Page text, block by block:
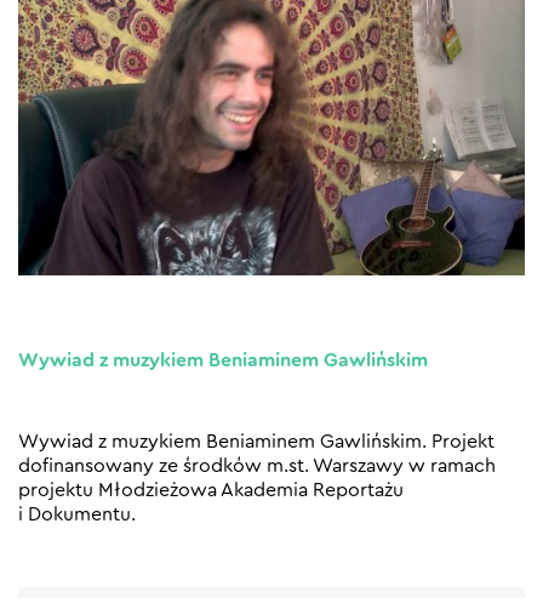
Wywiad z muzykiem Beniaminem Gawlińskim
Wywiad z muzykiem Beniaminem Gawlińskim. Projekt
dofinansowany ze środków m.st. Warszawy w ramach
projektu Młodzieżowa Akademia Reportażu
i Dokumentu.